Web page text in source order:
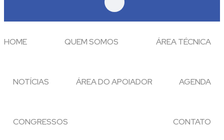
HOME QUEM SOMOS ÁREA TÉCNICA
NOTÍCIAS ÁREA DO APOIADOR AGENDA
CONGRESSOS CONTATO